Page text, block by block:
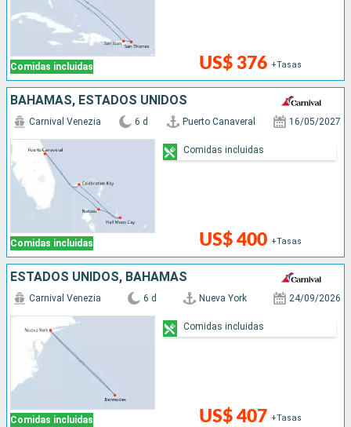
Comidas incluidas US$ 376 +Tasas
BAHAMAS, ESTADOS UNIDOS
Comidas incluidas
Carnival Venezia 6 d Puerto Canaveral 16/05/2027
US$ 400 +Tasas
Comidas incluidas
ESTADOS UNIDOS, BAHAMAS
Comidas incluidas
Carnival Venezia 6 d Nueva York 24/09/2026
US$ 407 +Tasas
Comidas incluidas